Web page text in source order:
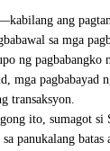
ang
sa mga
ng
pagbabayad
transaksyon.
ito, sumagot
panukalang batas